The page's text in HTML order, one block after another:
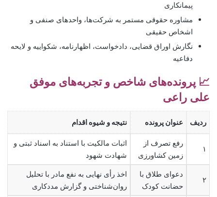
پیمانکاری
مشاوره حقوقی مستمر به شرکت‌ها، واحدهای صنفی و
اشخاص حقیقی
نگارش اوراق قضایی، دادخواست، اظهارنامه، شکواییه و لایحه
دفاعیه
📈 پرونده‌های شاخص و تجربه‌های موفق
علی راعی
ردیف عنوان پرونده نتیجه و شیوه اقدام
۱
رفع تصرف از
زمین کشاورزی
اثبات مالکیت با استناد به اسناد ثبتی و
شهادت شهود
۲
دعوای طلاق با
حضانت کودک
اخذ رأی نهایی به نفع مادر با تحلیل
روان‌شناختی و گزارش مددکاری